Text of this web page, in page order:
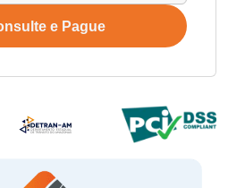
e Pague